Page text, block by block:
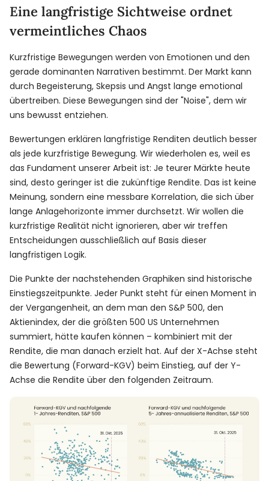
Eine langfristige Sichtweise ordnet
vermeintliches Chaos
Kurzfristige Bewegungen werden von Emotionen und den
gerade dominanten Narrativen bestimmt. Der Markt kann
durch Begeisterung, Skepsis und Angst lange emotional
übertreiben. Diese Bewegungen sind der "Noise", dem wir
uns bewusst entziehen.
Bewertungen erklären langfristige Renditen deutlich besser
als jede kurzfristige Bewegung. Wir wiederholen es, weil es
das Fundament unserer Arbeit ist: Je teurer Märkte heute
sind, desto geringer ist die zukünftige Rendite. Das ist keine
Meinung, sondern eine messbare Korrelation, die sich über
lange Anlagehorizonte immer durchsetzt. Wir wollen die
kurzfristige Realität nicht ignorieren, aber wir treffen
Entscheidungen ausschließlich auf Basis dieser
langfristigen Logik.
Die Punkte der nachstehenden Graphiken sind historische
Einstiegszeitpunkte. Jeder Punkt steht für einen Moment in
der Vergangenheit, an dem man den S&P 500, den
Aktienindex, der die größten 500 US Unternehmen
summiert, hätte kaufen können – kombiniert mit der
Rendite, die man danach erzielt hat. Auf der X-Achse steht
die Bewertung (Forward-KGV) beim Einstieg, auf der Y-
Achse die Rendite über den folgenden Zeitraum.